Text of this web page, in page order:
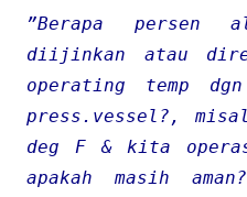
”Berapa persen
diijinkan atau
operating temp
press.vessel?,
deg F & kita
apakah masih